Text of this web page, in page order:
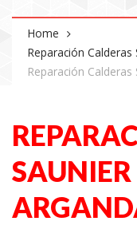
Home
Reparación
Reparación